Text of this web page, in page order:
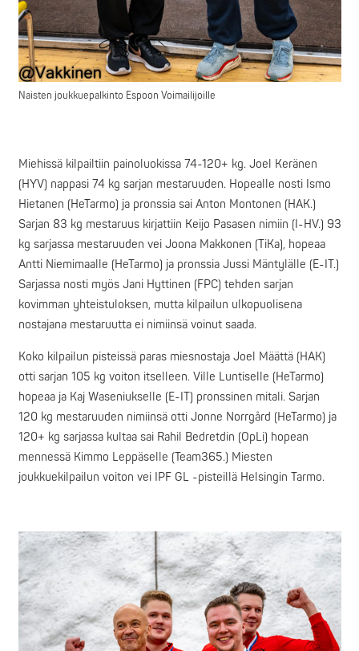
Naisten joukkuepalkinto Espoon Voimailijoille
Miehissä kilpailtiin painoluokissa 74-120+ kg. Joel Keränen
(HYV) nappasi 74 kg sarjan mestaruuden. Hopealle nosti Ismo
Hietanen (HeTarmo) ja pronssia sai Anton Montonen (HAK.)
Sarjan 83 kg mestaruus kirjattiin Keijo Pasasen nimiin (I-HV.) 93
kg sarjassa mestaruuden vei Joona Makkonen (TiKa), hopeaa
Antti Niemimaalle (HeTarmo) ja pronssia Jussi Mäntylälle (E-IT.)
Sarjassa nosti myös Jani Hyttinen (FPC) tehden sarjan
kovimman yhteistuloksen, mutta kilpailun ulkopuolisena
nostajana mestaruutta ei nimiinsä voinut saada.
Koko kilpailun pisteissä paras miesnostaja Joel Määttä (HAK)
otti sarjan 105 kg voiton itselleen. Ville Luntiselle (HeTarmo)
hopeaa ja Kaj Waseniukselle (E-IT) pronssinen mitali. Sarjan
120 kg mestaruuden nimiinsä otti Jonne Norrgård (HeTarmo) ja
120+ kg sarjassa kultaa sai Rahil Bedretdin (OpLi) hopean
mennessä Kimmo Leppäselle (Team365.) Miesten
joukkuekilpailun voiton vei IPF GL -pisteillä Helsingin Tarmo.